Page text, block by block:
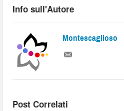
Info sull'Autore
Montescaglioso
Post Correlati